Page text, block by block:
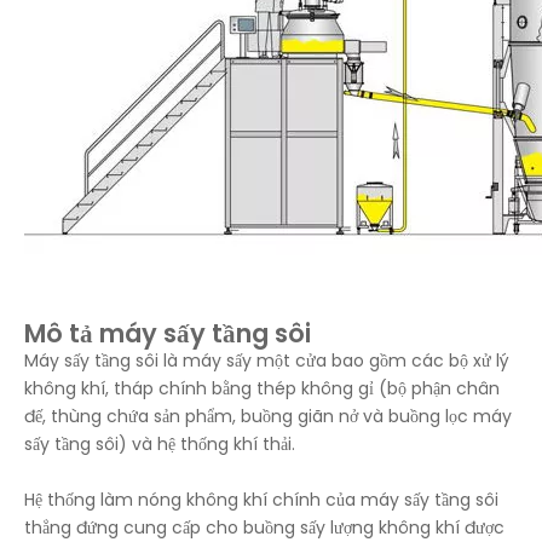
Mô tả máy sấy tầng sôi
Máy sấy tầng sôi là máy sấy một cửa bao gồm các bộ xử lý
không khí, tháp chính bằng thép không gỉ (bộ phận chân
đế, thùng chứa sản phẩm, buồng giãn nở và buồng lọc máy
sấy tầng sôi) và hệ thống khí thải.
Hệ thống làm nóng không khí chính của máy sấy tầng sôi
thẳng đứng cung cấp cho buồng sấy lượng không khí được